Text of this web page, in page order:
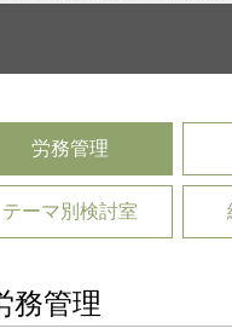
労務管理
テーマ別検討室
務管理